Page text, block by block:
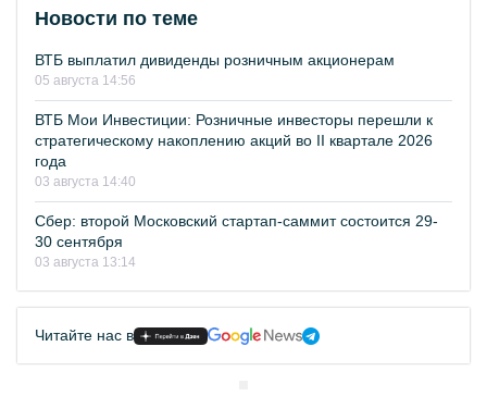
Новости по теме
ВТБ выплатил дивиденды розничным акционерам
05 августа 14:56
ВТБ Мои Инвестиции: Розничные инвесторы перешли к
стратегическому накоплению акций во II квартале 2026
года
03 августа 14:40
Сбер: второй Московский стартап-саммит состоится 29-
30 сентября
03 августа 13:14
Читайте нас в